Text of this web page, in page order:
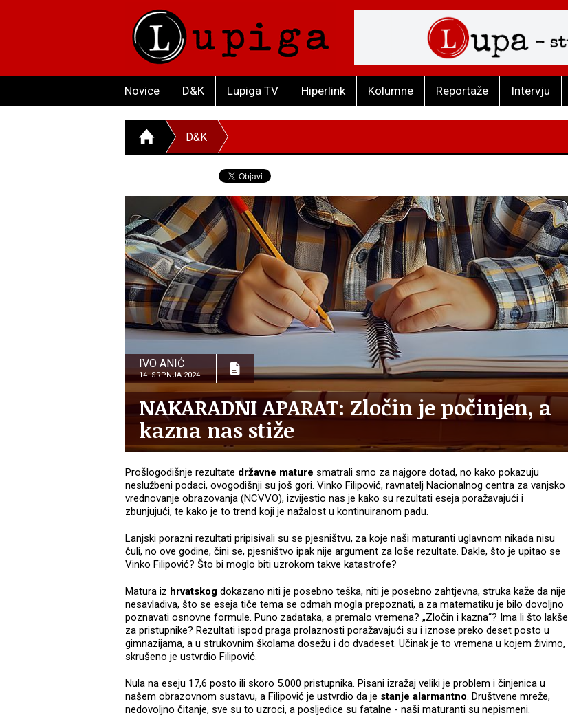
Novice D&K Lupiga TV Hiperlink Kolumne Reportaže Intervju
D&K
IVO ANIĆ
14. SRPNJA 2024.
NAKARADNI APARAT: Zločin je počinjen, a
kazna nas stiže
Prošlogodišnje rezultate državne mature smatrali smo za najgore dotad, no kako pokazuju
neslužbeni podaci, ovogodišnji su još gori. Vinko Filipović, ravnatelj Nacionalnog centra za vanjsko
vrednovanje obrazovanja (NCVVO), izvijestio nas je kako su rezultati eseja poražavajući i
zbunjujući, te kako je to trend koji je nažalost u kontinuiranom padu.
Lanjski porazni rezultati pripisivali su se pjesništvu, za koje naši maturanti uglavnom nikada nisu
čuli, no ove godine, čini se, pjesništvo ipak nije argument za loše rezultate. Dakle, što je upitao se
Vinko Filipović? Što bi moglo biti uzrokom takve katastrofe?
Matura iz hrvatskog dokazano niti je posebno teška, niti je posebno zahtjevna, struka kaže da nije
nesavladiva, što se eseja tiče tema se odmah mogla prepoznati, a za matematiku je bilo dovoljno
poznavati osnovne formule. Puno zadataka, a premalo vremena? „Zločin i kazna“? Ima li što lakše
za pristupnike? Rezultati ispod praga prolaznosti poražavajući su i iznose preko deset posto u
gimnazijama, a u strukovnim školama dosežu i do dvadeset. Učinak je to vremena u kojem živimo,
skrušeno je ustvrdio Filipović.
Nula na eseju 17,6 posto ili skoro 5.000 pristupnika. Pisani izražaj veliki je problem i činjenica u
našem obrazovnom sustavu, a Filipović je ustvrdio da je stanje alarmantno. Društvene mreže,
nedovoljno čitanje, sve su to uzroci, a posljedice su fatalne - naši maturanti su nepismeni.